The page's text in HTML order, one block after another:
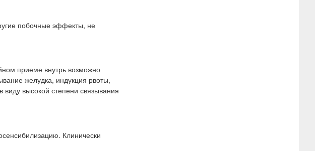
побочные эффекты, не
приеме внутрь возможно
желудка, индукция рвоты,
высокой степени связывания
Клинически